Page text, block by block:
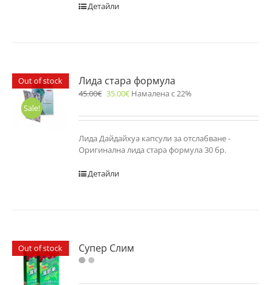
Детайли
Out of stock
Sale!
Лида стара формула
45.00€ 35.00€ Намалена с 22%
Лида Дайдайхуа капсули за отслабване -
Оригинална лида стара формула 30 бр.
Детайли
Out of stock Супер Слим